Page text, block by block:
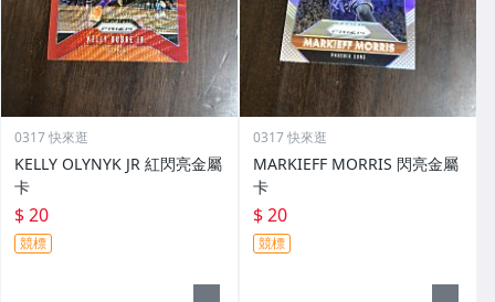
0317 快來逛
KELLY OLYNYK JR 紅閃亮金屬
卡
$ 20
競標
0317 快來逛
MARKIEFF MORRIS 閃亮金屬
卡
$ 20
競標